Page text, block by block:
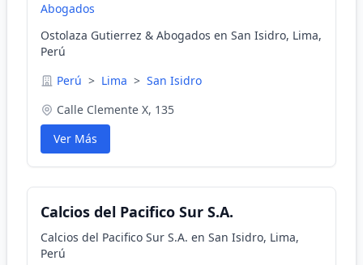
Abogados
Ostolaza Gutierrez & Abogados en San Isidro, Lima,
Perú
Perú > Lima > San Isidro
Calle Clemente X, 135
Ver Más
Calcios del Pacifico Sur S.A.
Calcios del Pacifico Sur S.A. en San Isidro, Lima,
Perú